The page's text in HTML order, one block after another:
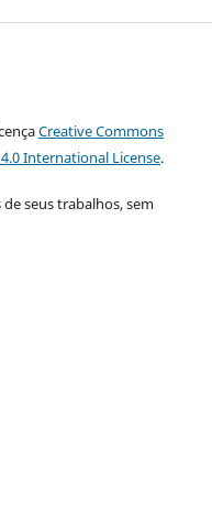
Creative Commons
International License.
seus trabalhos, sem